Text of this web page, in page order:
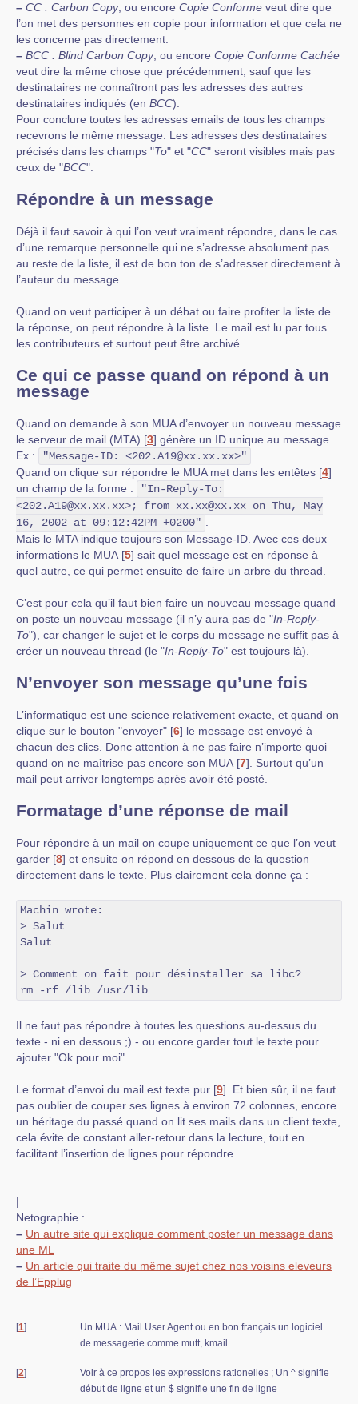
– CC : Carbon Copy, ou encore Copie Conforme veut dire que
l’on met des personnes en copie pour information et que cela ne
les concerne pas directement.
– BCC : Blind Carbon Copy, ou encore Copie Conforme Cachée
veut dire la même chose que précédemment, sauf que les
destinataires ne connaîtront pas les adresses des autres
destinataires indiqués (en BCC).
Pour conclure toutes les adresses emails de tous les champs
recevrons le même message. Les adresses des destinataires
précisés dans les champs "To" et "CC" seront visibles mais pas
ceux de "BCC".
Répondre à un message
Déjà il faut savoir à qui l’on veut vraiment répondre, dans le cas
d’une remarque personnelle qui ne s’adresse absolument pas
au reste de la liste, il est de bon ton de s’adresser directement à
l’auteur du message.
Quand on veut participer à un débat ou faire profiter la liste de
la réponse, on peut répondre à la liste. Le mail est lu par tous
les contributeurs et surtout peut être archivé.
Ce qui ce passe quand on répond à un
message
Quand on demande à son MUA d’envoyer un nouveau message
le serveur de mail (MTA) [3] génère un ID unique au message.
Ex :
"Message-ID: <202.A19@xx.xx.xx>"
Quand on clique sur répondre le MUA met dans les entêtes [4]
un champ de la forme :
"In-Reply-To:
<202.A19@xx.xx.xx>; from xx.xx@xx.xx on Thu, May
16, 2002 at 09:12:42PM +0200"
Mais le MTA indique toujours son Message-ID. Avec ces deux
informations le MUA [5] sait quel message est en réponse à
quel autre, ce qui permet ensuite de faire un arbre du thread.
C’est pour cela qu’il faut bien faire un nouveau message quand
on poste un nouveau message (il n’y aura pas de "In-Reply-
To"), car changer le sujet et le corps du message ne suffit pas à
créer un nouveau thread (le "In-Reply-To" est toujours là).
N’envoyer son message qu’une fois
L’informatique est une science relativement exacte, et quand on
clique sur le bouton "envoyer" [6] le message est envoyé à
chacun des clics. Donc attention à ne pas faire n’importe quoi
quand on ne maîtrise pas encore son MUA [7] . Surtout qu’un
mail peut arriver longtemps après avoir été posté.
Formatage d’une réponse de mail
Pour répondre à un mail on coupe uniquement ce que l’on veut
garder [8] et ensuite on répond en dessous de la question
directement dans le texte. Plus clairement cela donne ça :
Machin wrote:
> Salut
Salut
> Comment on fait pour désinstaller sa libc?
rm -rf /lib /usr/lib
Il ne faut pas répondre à toutes les questions au-dessus du
texte - ni en dessous ;) - ou encore garder tout le texte pour
ajouter "Ok pour moi".
Le format d’envoi du mail est texte pur [9] . Et bien sûr, il ne faut
pas oublier de couper ses lignes à environ 72 colonnes, encore
un héritage du passé quand on lit ses mails dans un client texte,
cela évite de constant aller-retour dans la lecture, tout en
facilitant l’insertion de lignes pour répondre.
|
Netographie :
– Un autre site qui explique comment poster un message dans
une ML
– Un article qui traite du même sujet chez nos voisins eleveurs
de l’Epplug
[1]
Un MUA : Mail User Agent ou en bon français un logiciel
de messagerie comme mutt, kmail...
[2]
Voir à ce propos les expressions rationelles ; Un ^ signifie
début de ligne et un $ signifie une fin de ligne